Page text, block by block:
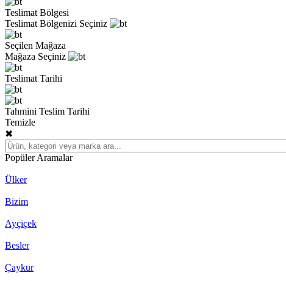
Teslimat Bölgesi
Teslimat Bölgenizi Seçiniz
Seçilen Mağaza
Mağaza Seçiniz
Teslimat Tarihi
Tahmini Teslim Tarihi
Temizle
✖
Popüler Aramalar
Ülker
Bizim
Ayçiçek
Besler
Çaykur